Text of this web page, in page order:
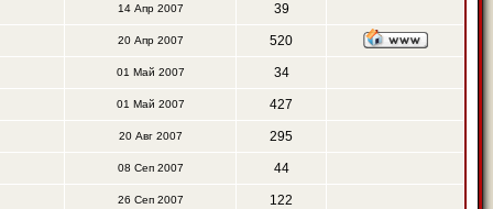
14 Апр 2007 39
20 Апр 2007 520
01 Май 2007 34
01 Май 2007 427
20 Авг 2007 295
08 Сеп 2007 44
26 Сеп 2007 122